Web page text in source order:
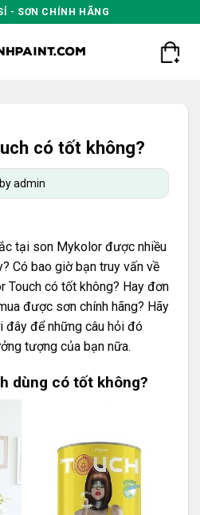
- SƠN CHÍNH HÃNG
có tốt không?
byadmin
tại son Mykolor được nhiều
Có bao giờ bạn truy vấn về
Touch có tốt không? Hay đơn
được sơn chính hãng? Hãy
đây để những câu hỏi đó
tượng của bạn nữa.
dùng có tốt không?